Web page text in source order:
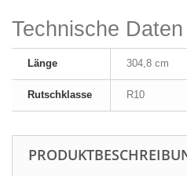
Technische Daten
Länge 304,8 cm
Rutschklasse R10